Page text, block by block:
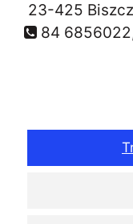
23-425
84